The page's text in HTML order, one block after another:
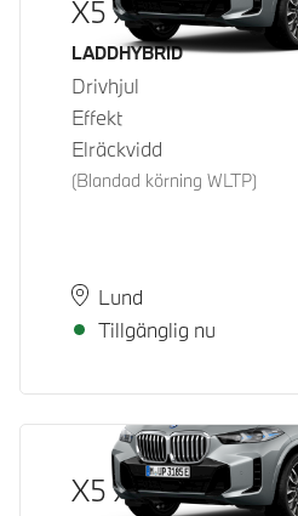
X5 xDrive50e
Bränsle
LADDHYBRID
Drivhjul
Effekt
Elräckvidd
(Blandad körning WLTP)
PlatsLund
Leveranstid
Tillgänglig nu
X5 xDrive50e